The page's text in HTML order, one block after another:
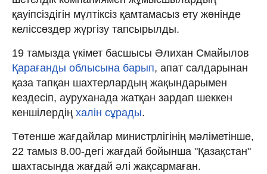
қауіпсіздігін мүлтіксіз қамтамасыз ету жөнінде
келіссөздер жүргізу тапсырылды.
19 тамызда үкімет басшысы Әлихан Смайылов
Қарағанды облысына барып, апат салдарынан
қаза тапқан шахтерлардың жақындарымен
кездесіп, ауруханада жатқан зардап шеккен
кеншілердің халін сұрады.
Төтенше жағдайлар министрлігінің мәліметінше,
22 тамыз 8.00-дегі жағдай бойынша "Қазақстан"
шахтасында жағдай әлі жақсармаған.